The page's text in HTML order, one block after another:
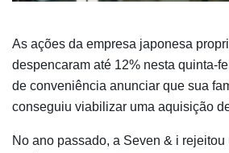
As ações da empresa japonesa
despencaram até 12% nesta quinta-
de conveniência anunciar que sua
conseguiu viabilizar uma aquisição
No ano passado, a Seven & i